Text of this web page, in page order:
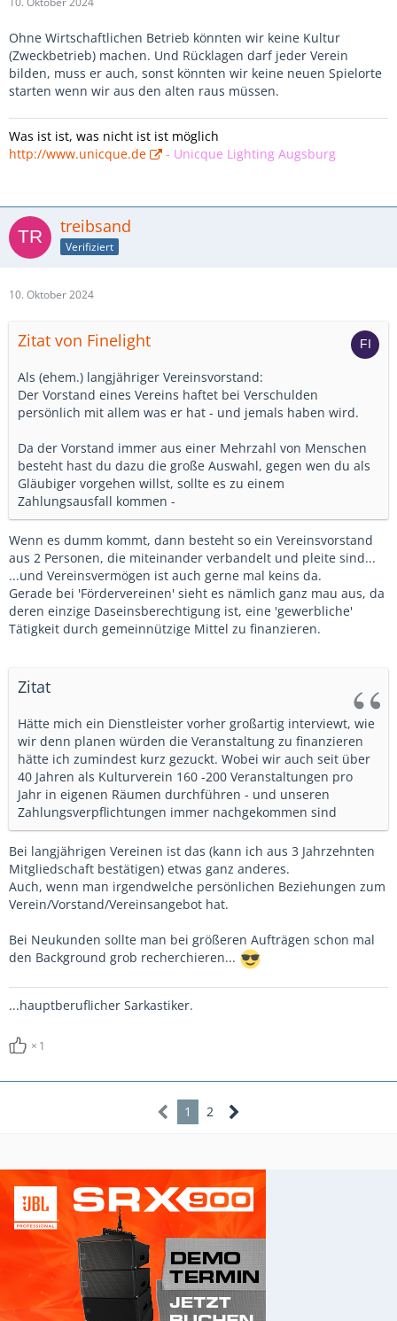
Ohne Wirtschaftlichen Betrieb könnten wir keine Kultur
(Zweckbetrieb) machen. Und Rücklagen darf jeder Verein
bilden, muss er auch, sonst könnten wir keine neuen Spielorte
starten wenn wir aus den alten raus müssen.
Was ist ist, was nicht ist ist möglich
http://www.unicque.de
- Unicque Lighting Augsburg
treibsand
Verifiziert
10. Oktober 2024
Zitat von Finelight
Als (ehem.) langjähriger Vereinsvorstand:
Der Vorstand eines Vereins haftet bei Verschulden
persönlich mit allem was er hat - und jemals haben wird.
Da der Vorstand immer aus einer Mehrzahl von Menschen
besteht hast du dazu die große Auswahl, gegen wen du als
Gläubiger vorgehen willst, sollte es zu einem
Zahlungsausfall kommen -
Wenn es dumm kommt, dann besteht so ein Vereinsvorstand
aus 2 Personen, die miteinander verbandelt und pleite sind...
...und Vereinsvermögen ist auch gerne mal keins da.
Gerade bei 'Fördervereinen' sieht es nämlich ganz mau aus, da
deren einzige Daseinsberechtigung ist, eine 'gewerbliche'
Tätigkeit durch gemeinnützige Mittel zu finanzieren.
Zitat
Hätte mich ein Dienstleister vorher großartig interviewt, wie
wir denn planen würden die Veranstaltung zu finanzieren
hätte ich zumindest kurz gezuckt. Wobei wir auch seit über
40 Jahren als Kulturverein 160 -200 Veranstaltungen pro
Jahr in eigenen Räumen durchführen - und unseren
Zahlungsverpflichtungen immer nachgekommen sind
Bei langjährigen Vereinen ist das (kann ich aus 3 Jahrzehnten
Mitgliedschaft bestätigen) etwas ganz anderes.
Auch, wenn man irgendwelche persönlichen Beziehungen zum
Verein/Vorstand/Vereinsangebot hat.
Bei Neukunden sollte man bei größeren Aufträgen schon mal
den Background grob recherchieren...
...hauptberuflicher Sarkastiker.
1
1 2